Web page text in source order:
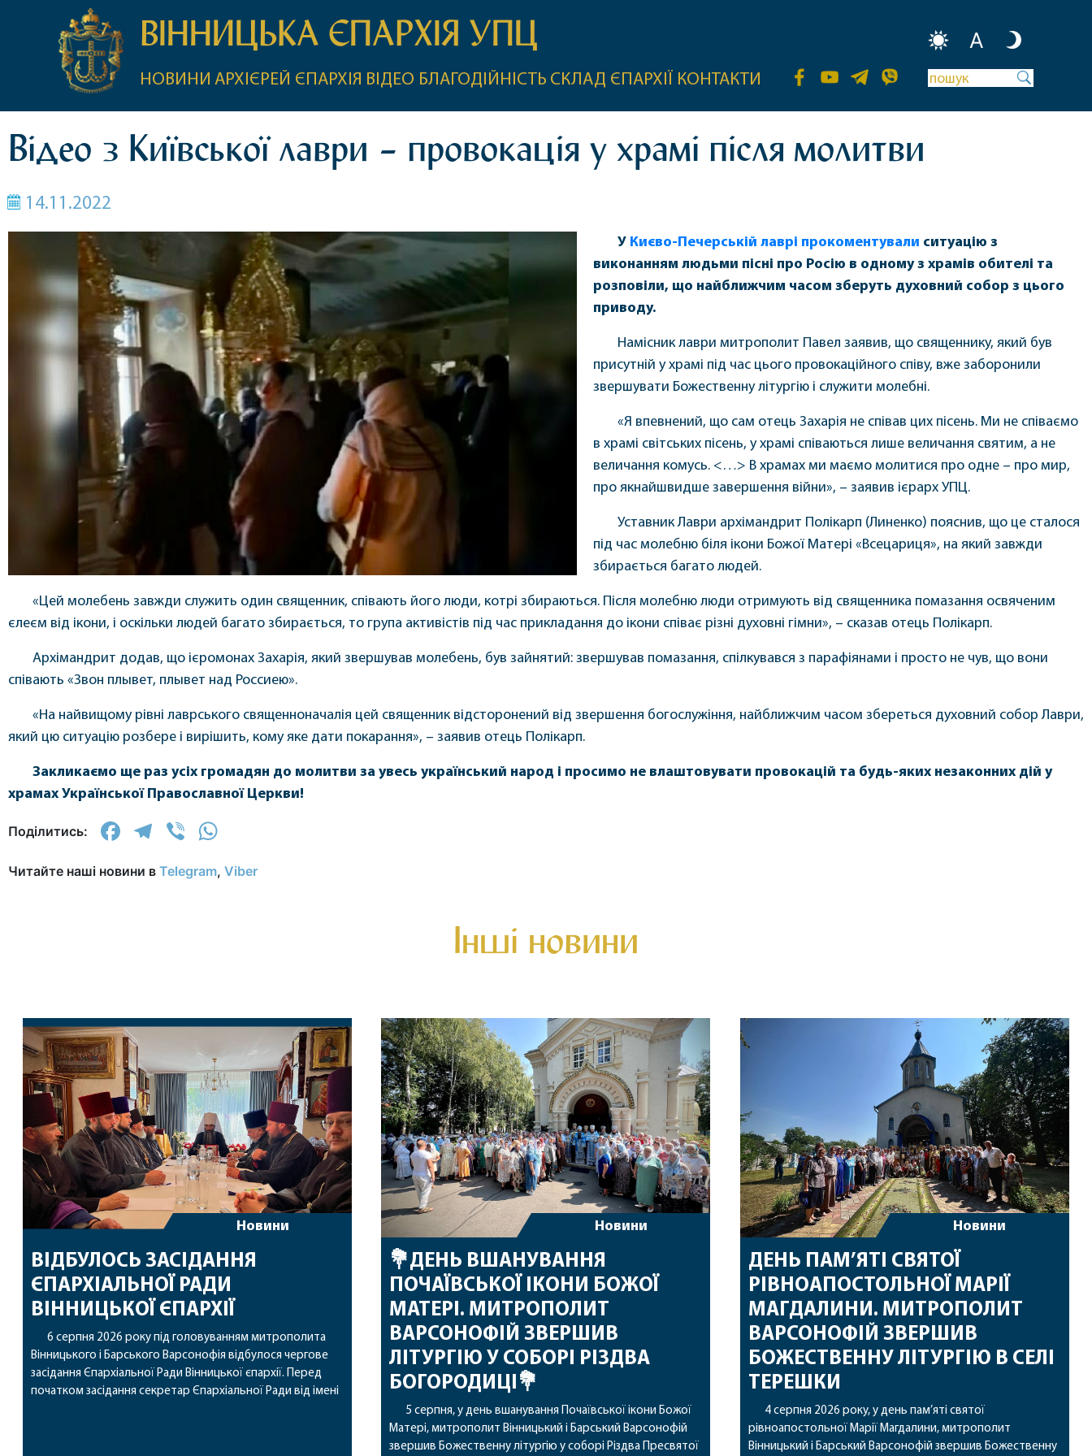
A
ВІННИЦЬКА ЄПАРХІЯ УПЦ
НОВИНИ АРХІЄРЕЙ ЄПАРХІЯ ВІДЕО БЛАГОДІЙНІСТЬ СКЛАД ЄПАРХІЇ КОНТАКТИ
Відео з Київської лаври – провокація у храмі після молитви
14.11.2022
У Києво-Печерській лаврі прокоментували ситуацію з
виконанням людьми пісні про Росію в одному з храмів обителі та
розповіли, що найближчим часом зберуть духовний собор з цього
приводу.
Намісник лаври митрополит Павел заявив, що священнику, який був
присутній у храмі під час цього провокаційного співу, вже заборонили
звершувати Божественну літургію і служити молебні.
«Я впевнений, що сам отець Захарія не співав цих пісень. Ми не співаємо
в храмі світських пісень, у храмі співаються лише величання святим, а не
величання комусь. <…> В храмах ми маємо молитися про одне – про мир,
про якнайшвидше завершення війни», – заявив ієрарх УПЦ.
Уставник Лаври архімандрит Полікарп (Линенко) пояснив, що це сталося
під час молебню біля ікони Божої Матері «Всецариця», на який завжди
збирається багато людей.
«Цей молебень завжди служить один священник, співають його люди, котрі збираються. Після молебню люди отримують від священника помазання освяченим
єлеєм від ікони, і оскільки людей багато збирається, то група активістів під час прикладання до ікони співає різні духовні гімни», – сказав отець Полікарп.
Архімандрит додав, що ієромонах Захарія, який звершував молебень, був зайнятий: звершував помазання, спілкувався з парафіянами і просто не чув, що вони
співають «Звон плывет, плывет над Россиею».
«На найвищому рівні лаврського священноначалія цей священник відсторонений від звершення богослужіння, найближчим часом збереться духовний собор Лаври,
який цю ситуацію розбере і вирішить, кому яке дати покарання», – заявив отець Полікарп.
Закликаємо ще раз усіх громадян до молитви за увесь український народ і просимо не влаштовувати провокацій та будь-яких незаконних дій у
храмах Української Православної Церкви!
Поділитись: Facebook
Telegram
Viber
Читайте наші новини в Telegram, Viber
Інші новини
Новини
ВІДБУЛОСЬ ЗАСІДАННЯ
ЄПАРХІАЛЬНОЇ РАДИ
ВІННИЦЬКОЇ ЄПАРХІЇ
6 серпня 2026 року під головуванням митрополита
Вінницького і Барського Варсонофія відбулося чергове
засідання Єпархіальної Ради Вінницької єпархії. Перед
початком засідання секретар Єпархіальної Ради від імені
Новини
💐ДЕНЬ ВШАНУВАННЯ
ПОЧАЇВСЬКОЇ ІКОНИ БОЖОЇ
МАТЕРІ. МИТРОПОЛИТ
ВАРСОНОФІЙ ЗВЕРШИВ
ЛІТУРГІЮ У СОБОРІ РІЗДВА
БОГОРОДИЦІ💐
5 серпня, у день вшанування Почаївської ікони Божої
Матері, митрополит Вінницький і Барський Варсонофій
звершив Божественну літургію у соборі Різдва Пресвятої
Новини
ДЕНЬ ПАМ’ЯТІ СВЯТОЇ
РІВНОАПОСТОЛЬНОЇ МАРІЇ
МАГДАЛИНИ. МИТРОПОЛИТ
ВАРСОНОФІЙ ЗВЕРШИВ
БОЖЕСТВЕННУ ЛІТУРГІЮ В СЕЛІ
ТЕРЕШКИ
4 серпня 2026 року, у день пам’яті святої
рівноапостольної Марії Магдалини, митрополит
Вінницький і Барський Варсонофій звершив Божественну